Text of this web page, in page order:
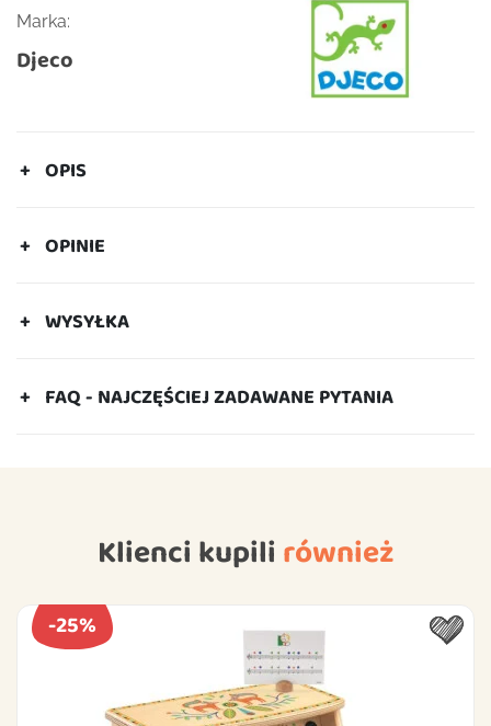
Marka:
Djeco
OPIS
OPINIE
WYSYŁKA
FAQ - NAJCZĘŚCIEJ ZADAWANE PYTANIA
Klienci kupili również
-25%